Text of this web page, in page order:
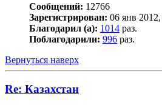
Сообщений: 12766
Зарегистрирован: 06 янв 2012,
Благодарил (а): 1014 раз.
Поблагодарили: 996 раз.
Вернуться наверх
Re: Казахстан